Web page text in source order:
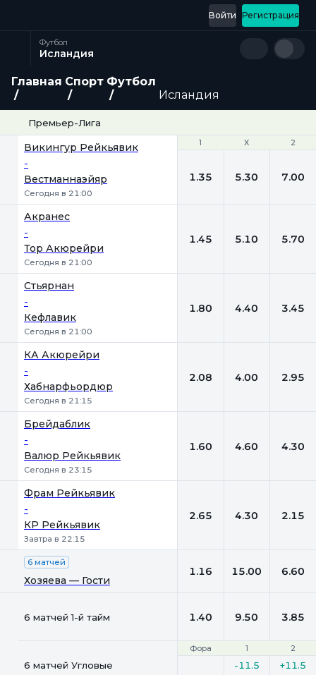
Регистрация
Войти
Футбол
Исландия
Главная Спорт Футбол
Исландия
Премьер-Лига
1 Х 2
Викингур Рейкьявик
-
Вестманнаэйяр
Сегодня в 21:00
1 Х 2
1.35 5.30 7.00
Акранес
-
Тор Акюрейри
Сегодня в 21:00
1.45 5.10 5.70
Стьярнан
-
Кефлавик
Сегодня в 21:00
1.80 4.40 3.45
КА Акюрейри
-
Хабнарфьордюр
Сегодня в 21:15
2.08 4.00 2.95
Брейдаблик
-
Валюр Рейкьявик
Сегодня в 23:15
1.60 4.60 4.30
Фрам Рейкьявик
-
КР Рейкьявик
Завтра в 22:15
2.65 4.30 2.15
6 матчей
Хозяева — Гости
1.16 15.00 6.60
6 матчей 1-й тайм 1.40 9.50 3.85
Фора 1 2
6 матчей Угловые
Фора 1 2
-11.5 +11.5